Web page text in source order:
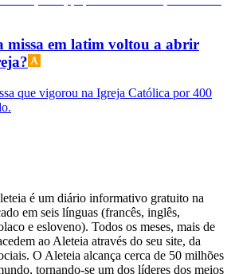
missa em latim voltou a abrir
que vigorou na Igreja Católica por 400
é um diário informativo gratuito na
em seis línguas (francês, inglês,
e esloveno). Todos os meses, mais de
ao Aleteia através do seu site, da
O Aleteia alcança cerca de 50 milhões
tornando-se um dos líderes dos meios